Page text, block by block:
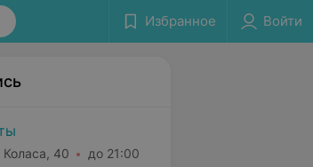
Избранное Войти
40 до 21:00